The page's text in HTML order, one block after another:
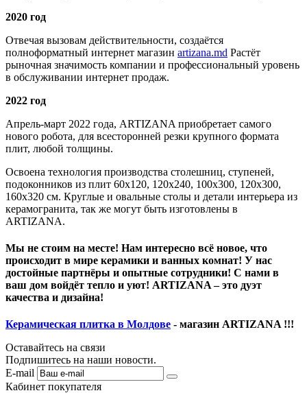
2020 год
Отвечая вызовам действительности, создаётся
полноформатный интернет магазин artizana.md Растёт
рыночная значимость компании и профессиональный уровень
в обслуживании интернет продаж.
2022 год
Апрель-март 2022 года, АRTIZANA приобретает самого
нового робота, для всесторонней резки крупного формата
плит, любой толщины.
Освоена технология производства столешниц, ступеней,
подоконников из плит 60х120, 120х240, 100х300, 120х300,
160х320 см. Круглые и овальные столы и детали интерьера из
керамогранита, так же могут быть изготовлены в
АRTIZANA.
Мы не стоим на месте! Нам интересно всё новое, что
происходит в мире керамики и ванных комнат! У нас
достойные партнёры и опытные сотрудники! С нами в
ваш дом войдёт тепло и уют! ARTIZANA – это дуэт
качества и дизайна!
Керамическая плитка в Молдове - магазин ARTIZANA !!!
Оставайтесь на связи
Подпишитесь на наши новости.
E-mail
Кабинет покупателя